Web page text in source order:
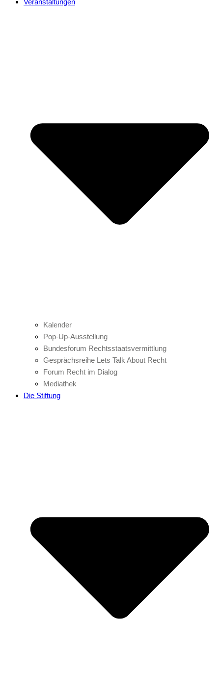
Veranstaltungen
Kalender
Pop-Up-Ausstellung
Bundesforum Rechtsstaatsvermittlung
Gesprächsreihe Lets Talk About Recht
Forum Recht im Dialog
Mediathek
Die Stiftung